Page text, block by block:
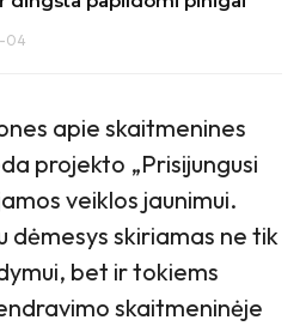
04
apie skaitmenines
projekto „Prisijungusi
veiklos jaunimui.
dėmesys skiriamas ne tik
bet ir tokiems
skaitmeninėje